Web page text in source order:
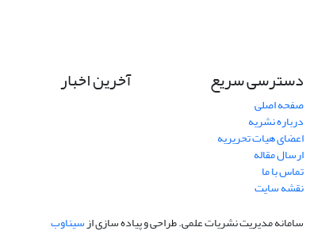
دسترسی سریع
صفحه اصلی
درباره نشریه
اعضای هیات تحریریه
ارسال مقاله
تماس با ما
نقشه سایت
آخرین اخبار
سامانه مدیریت نشریات علمی.طراحی و پیاده سازی ازسیناوب